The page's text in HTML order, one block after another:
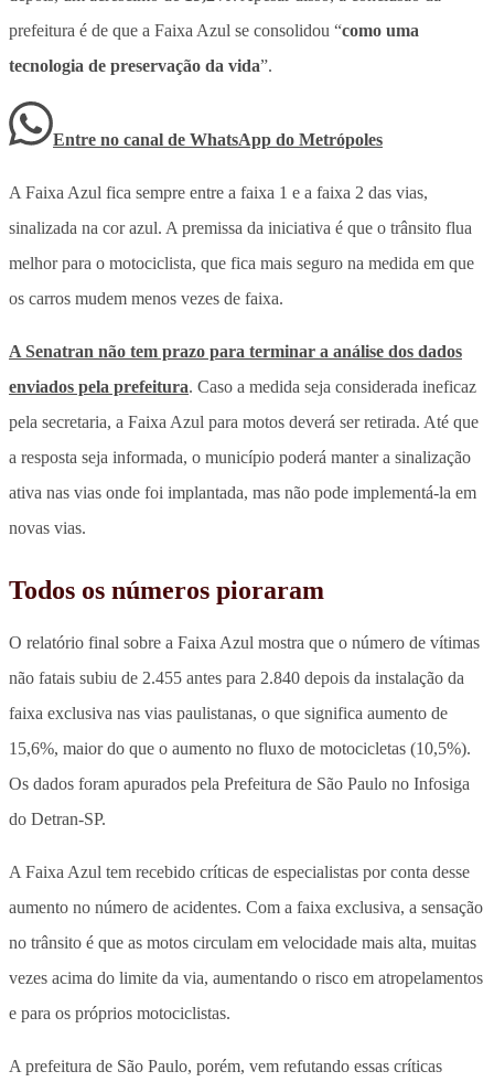
prefeitura é de que a Faixa Azul se consolidou “como uma
tecnologia de preservação da vida”.
Entre no canal de WhatsApp do Metrópoles
A Faixa Azul fica sempre entre a faixa 1 e a faixa 2 das vias,
sinalizada na cor azul. A premissa da iniciativa é que o trânsito flua
melhor para o motociclista, que fica mais seguro na medida em que
os carros mudem menos vezes de faixa.
A Senatran não tem prazo para terminar a análise dos dados
enviados pela prefeitura. Caso a medida seja considerada ineficaz
pela secretaria, a Faixa Azul para motos deverá ser retirada. Até que
a resposta seja informada, o município poderá manter a sinalização
ativa nas vias onde foi implantada, mas não pode implementá-la em
novas vias.
Todos os números pioraram
O relatório final sobre a Faixa Azul mostra que o número de vítimas
não fatais subiu de 2.455 antes para 2.840 depois da instalação da
faixa exclusiva nas vias paulistanas, o que significa aumento de
15,6%, maior do que o aumento no fluxo de motocicletas (10,5%).
Os dados foram apurados pela Prefeitura de São Paulo no Infosiga
do Detran-SP.
A Faixa Azul tem recebido críticas de especialistas por conta desse
aumento no número de acidentes. Com a faixa exclusiva, a sensação
no trânsito é que as motos circulam em velocidade mais alta, muitas
vezes acima do limite da via, aumentando o risco em atropelamentos
e para os próprios motociclistas.
A prefeitura de São Paulo, porém, vem refutando essas críticas